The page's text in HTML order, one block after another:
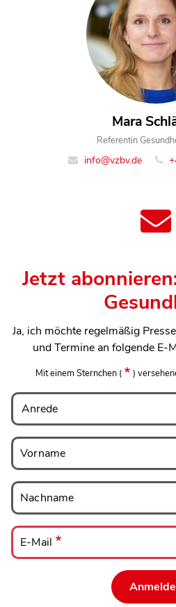
Mara
Referentin
info@vzbv.de
Jetzt
Ja, ich möchte regelmäßig
und Termine an folgende E-
Mit einem Sternchen ( )
Anrede
Vorname
Vorname
Nachname
Nachname
E-
Mail
E-Mail